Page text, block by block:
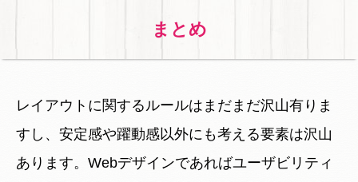
まとめ
レイアウトに関するルールはまだまだ沢山有りま
すし、安定感や躍動感以外にも考える要素は沢山
あります。Webデザインであればユーザビリティ